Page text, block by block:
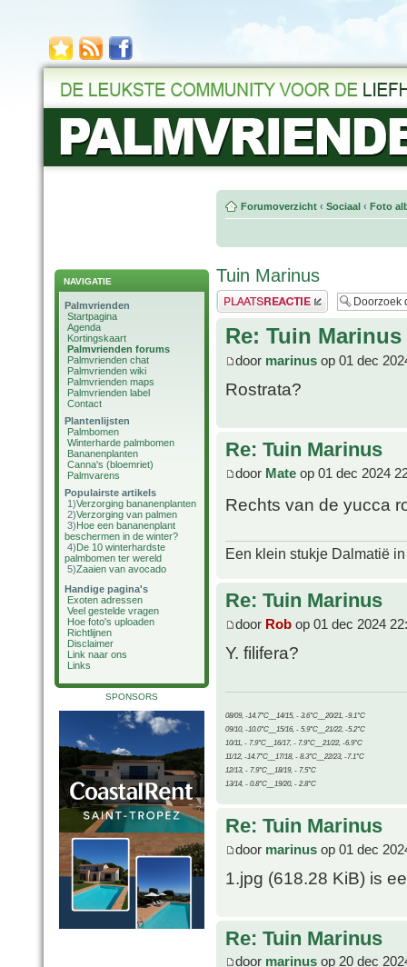
NAVIGATIE
Palmvrienden
Startpagina
Agenda
Kortingskaart
Palmvrienden forums
Palmvrienden chat
Palmvrienden wiki
Palmvrienden maps
Palmvrienden label
Contact
Plantenlijsten
Palmbomen
Winterharde palmbomen
Bananenplanten
Canna's (bloemriet)
Palmvarens
Populairste artikels
1)Verzorging bananenplanten
2)Verzorging van palmen
3)Hoe een bananenplant
beschermen in de winter?
4)De 10 winterhardste
palmbomen ter wereld
5)Zaaien van avocado
Handige pagina's
Exoten adressen
Veel gestelde vragen
Hoe foto's uploaden
Richtlijnen
Disclaimer
Link naar ons
Links
SPONSORS
Forumoverzicht ‹ Sociaal ‹ Foto
Tuin Marinus
Plaats een reactie
Re: Tuin Marinus
door marinus op 01 dec
Rostrata?
Re: Tuin Marinus
door Mate op 01 dec 2024
Rechts van de yucca
Een klein stukje Dalmatië
Re: Tuin Marinus
door Rob op 01 dec 2024
Y. filifera?
08/09, -14.7°C__14/15, - 3.6°C__20/21, -9.1°C
09/10, -10.0°C__15/16, - 5.9°C__21/22, -5.2°C
10/11, - 7.9°C__16/17, - 7.9°C__21/22, -6.9°C
11/12, -14.7°C__17/18, - 8.3°C__22/23, -7.1°C
12/13, - 7.9°C__18/19, - 7.5°C
13/14, - 0.8°C__19/20, - 2.8°C
Re: Tuin Marinus
door marinus op 01 dec
1.jpg (618.28 KiB) is
Re: Tuin Marinus
door marinus op 20 dec